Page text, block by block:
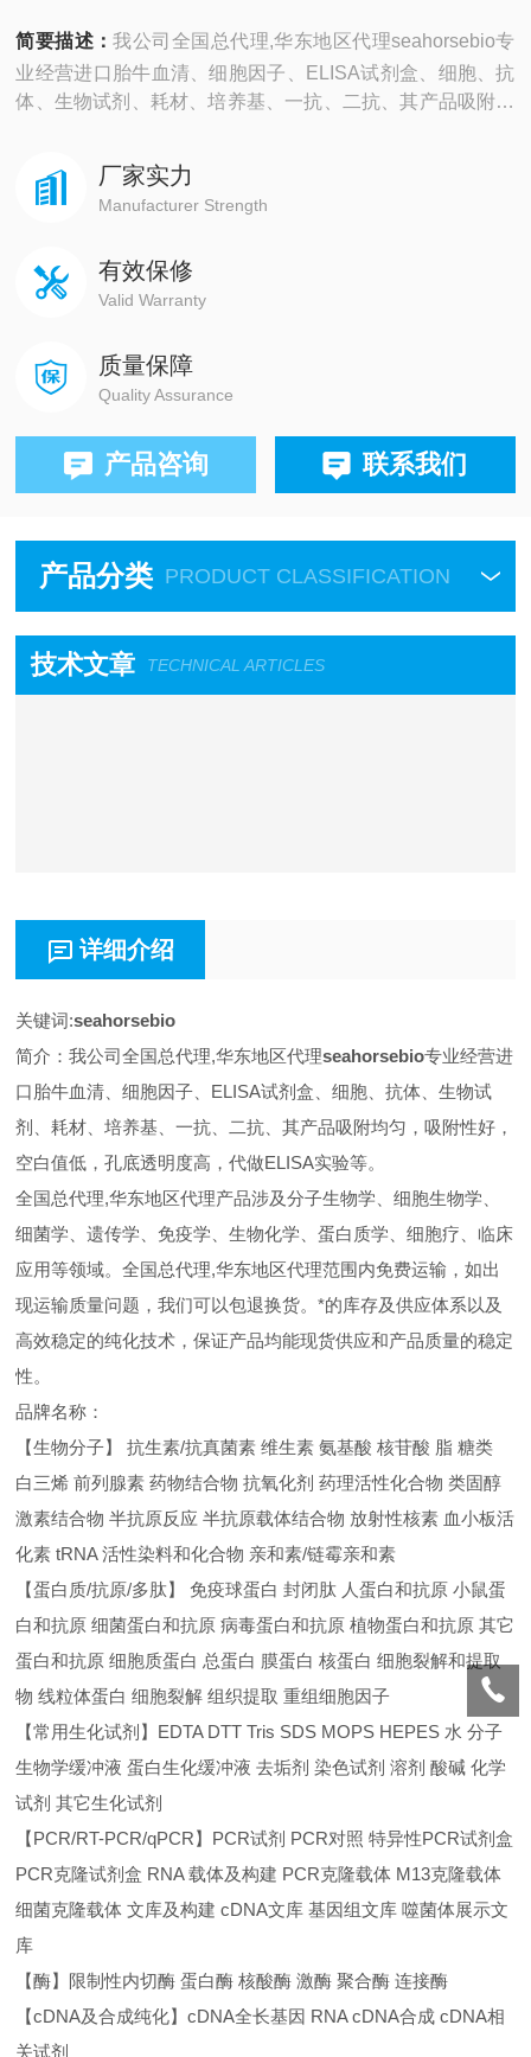
简要描述：我公司全国总代理,华东地区代理seahorsebio专
业经营进口胎牛血清、细胞因子、ELISA试剂盒、细胞、抗
体、生物试剂、耗材、培养基、一抗、二抗、其产品吸附均
厂家实力
Manufacturer Strength
有效保修
Valid Warranty
质量保障
Quality Assurance
产品咨询 联系我们
产品分类 PRODUCT CLASSIFICATION
技术文章 TECHNICAL ARTICLES
详细介绍
关键词:seahorsebio
简介：我公司全国总代理,华东地区代理seahorsebio专业经营进
口胎牛血清、细胞因子、ELISA试剂盒、细胞、抗体、生物试
剂、耗材、培养基、一抗、二抗、其产品吸附均匀，吸附性好，
空白值低，孔底透明度高，代做ELISA实验等。
全国总代理,华东地区代理产品涉及分子生物学、细胞生物学、
细菌学、遗传学、免疫学、生物化学、蛋白质学、细胞疗、临床
应用等领域。全国总代理,华东地区代理范围内免费运输，如出
现运输质量问题，我们可以包退换货。*的库存及供应体系以及
高效稳定的纯化技术，保证产品均能现货供应和产品质量的稳定
性。
品牌名称：
【生物分子】 抗生素/抗真菌素 维生素 氨基酸 核苷酸 脂 糖类
白三烯 前列腺素 药物结合物 抗氧化剂 药理活性化合物 类固醇
激素结合物 半抗原反应 半抗原载体结合物 放射性核素 血小板活
化素 tRNA 活性染料和化合物 亲和素/链霉亲和素
【蛋白质/抗原/多肽】 免疫球蛋白 封闭肽 人蛋白和抗原 小鼠蛋
白和抗原 细菌蛋白和抗原 病毒蛋白和抗原 植物蛋白和抗原 其它
蛋白和抗原 细胞质蛋白 总蛋白 膜蛋白 核蛋白 细胞裂解和提取
物 线粒体蛋白 细胞裂解 组织提取 重组细胞因子
【常用生化试剂】EDTA DTT Tris SDS MOPS HEPES 水 分子
生物学缓冲液 蛋白生化缓冲液 去垢剂 染色试剂 溶剂 酸碱 化学
试剂 其它生化试剂
【PCR/RT-PCR/qPCR】PCR试剂 PCR对照 特异性PCR试剂盒
PCR克隆试剂盒 RNA 载体及构建 PCR克隆载体 M13克隆载体
细菌克隆载体 文库及构建 cDNA文库 基因组文库 噬菌体展示文
库
【酶】限制性内切酶 蛋白酶 核酸酶 激酶 聚合酶 连接酶
【cDNA及合成纯化】cDNA全长基因 RNA cDNA合成 cDNA相
关试剂